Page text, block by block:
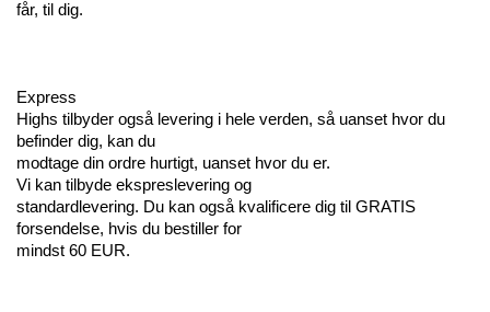
får, til dig.
Express
Highs tilbyder også levering i hele verden, så uanset hvor du
befinder dig, kan du
modtage din ordre hurtigt, uanset hvor du er.
Vi kan tilbyde ekspreslevering og
standardlevering. Du kan også kvalificere dig til GRATIS
forsendelse, hvis du bestiller for
mindst 60 EUR.